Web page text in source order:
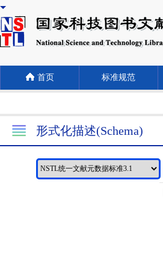
首页 标准规范
形式化描述(Schema)